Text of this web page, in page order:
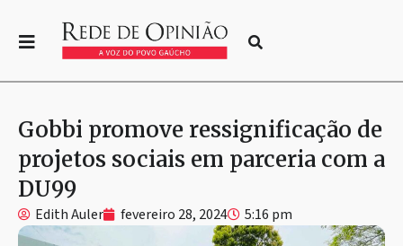
Gobbi promove ressignificação de
projetos sociais em parceria com a
DU99
Edith Auler fevereiro 28, 2024 5:16 pm